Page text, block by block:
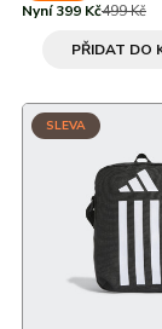
Nyní 399 Kč499 Kč
PŘIDAT DO
SLEVA